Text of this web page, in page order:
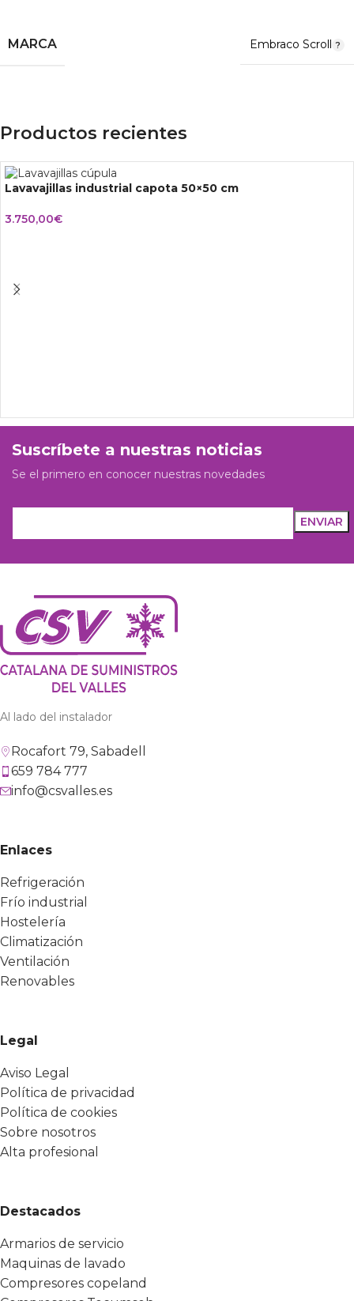
MARCA Embraco Scroll
Productos recientes
Lavavajillas industrial capota 50×50 cm
3.750,00€
Suscríbete a nuestras noticias
Se el primero en conocer nuestras novedades
Al lado del instalador
Rocafort 79, Sabadell
659 784 777
info@csvalles.es
Enlaces
Refrigeración
Frío industrial
Hostelería
Climatización
Ventilación
Renovables
Legal
Aviso Legal
Política de privacidad
Política de cookies
Sobre nosotros
Alta profesional
Destacados
Armarios de servicio
Maquinas de lavado
Compresores copeland